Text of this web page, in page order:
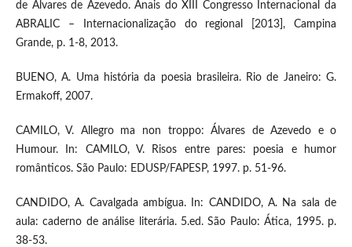
de Álvares de Azevedo. Anais do XIII Congresso Internacional da
ABRALIC – Internacionalização do regional [2013], Campina
Grande, p. 1-8, 2013.
BUENO, A. Uma história da poesia brasileira. Rio de Janeiro: G.
Ermakoff, 2007.
CAMILO, V. Allegro ma non troppo: Álvares de Azevedo e o
Humour. In: CAMILO, V. Risos entre pares: poesia e humor
românticos. São Paulo: EDUSP/FAPESP, 1997. p. 51-96.
CANDIDO, A. Cavalgada ambígua. In: CANDIDO, A. Na sala de
aula: caderno de análise literária. 5.ed. São Paulo: Ática, 1995. p.
38-53.